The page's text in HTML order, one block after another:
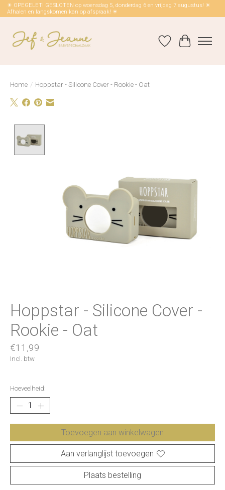
☀ OPEGELET! GESLOTEN op woensdag 5, donderdag 6 en vrijdag 7 augustus! ☀
Afhalen en langskomen kan op afspraak! ☀
Verlanglijst
Home / Hoppstar - Silicone Cover - Rookie - Oat
Hoppstar - Silicone Cover -
Rookie - Oat
€11,99
Incl. btw
Hoeveelheid:
Toevoegen aan winkelwagen
Aan verlanglijst toevoegen
Plaats bestelling